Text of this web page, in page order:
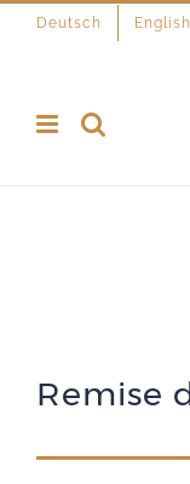
Deutsch English
Remise